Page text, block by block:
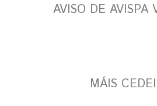
AVISO DE AVISPA
MÁIS